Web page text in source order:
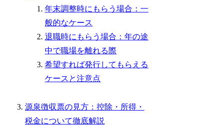
年末調整時にもらう場合：一
般的なケース
退職時にもらう場合：年の途
中で職場を離れる際
希望すれば発行してもらえる
ケースと注意点
源泉徴収票の見方：控除・所得・
税金について徹底解説